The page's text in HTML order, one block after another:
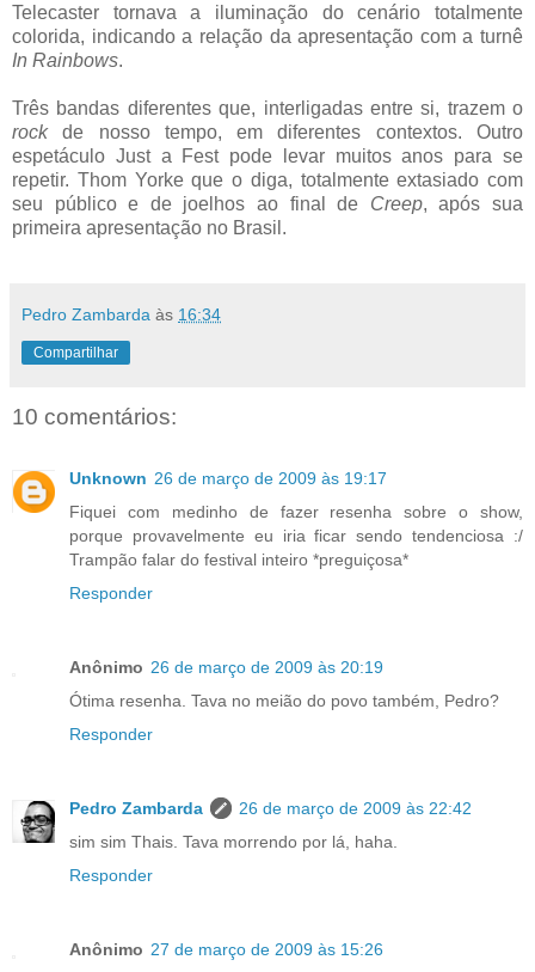
Telecaster tornava a iluminação do cenário totalmente
colorida, indicando a relação da apresentação com a turnê
In Rainbows.
Três bandas diferentes que, interligadas entre si, trazem o
rockde nosso tempo, em diferentes contextos. Outro
espetáculo Just a Fest pode levar muitos anos para se
repetir. Thom Yorke que o diga, totalmente extasiado com
seu público e de joelhos ao final de Creep, após sua
primeira apresentação no Brasil.
Pedro Zambarda às 16:34
Compartilhar
10 comentários:
Unknown 26 de março de 2009 às 19:17
Fiquei com medinho de fazer resenha sobre o show,
porque provavelmente eu iria ficar sendo tendenciosa :/
Trampão falar do festival inteiro *preguiçosa*
Responder
Anônimo 26 de março de 2009 às 20:19
Ótima resenha. Tava no meião do povo também, Pedro?
Responder
Pedro Zambarda
26 de março de 2009 às 22:42
sim sim Thais. Tava morrendo por lá, haha.
Responder
Anônimo 27 de março de 2009 às 15:26